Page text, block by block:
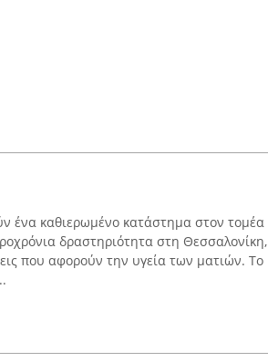
ένα καθιερωμένο κατάστημα στον τομέα
δραστηριότητα στη Θεσσαλονίκη,
που αφορούν την υγεία των ματιών. Το